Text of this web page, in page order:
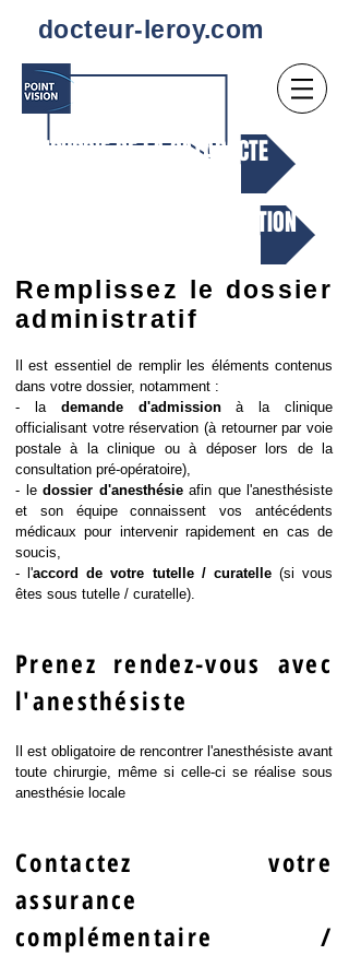
docteur-leroy.com
. CHIRURGIE DE LA CATARACTE
.. PREPAREZ VOTRE INTERVENTION
Remplissez le dossier
administratif
Il est essentiel de remplir les éléments contenus
dans votre dossier, notamment :
- la demande d'admissionà la clinique
officialisant votre réservation (à retourner par voie
postale à la clinique ou à déposer lors de la
consultation pré-opératoire),
- le dossier d'anesthésie afin que l'anesthésiste
et son équipe connaissent vos antécédents
médicaux pour intervenir rapidement en cas de
soucis,
- l'accord de votre tutelle / curatelle (si vous
êtes sous tutelle / curatelle).
Prenez rendez-vous avec
l'anesthésiste
Il est obligatoire de rencontrer l'anesthésiste avant
toute chirurgie, même si celle-ci se réalise sous
anesthésie locale
Contactez votre
assurance
complémentaire /